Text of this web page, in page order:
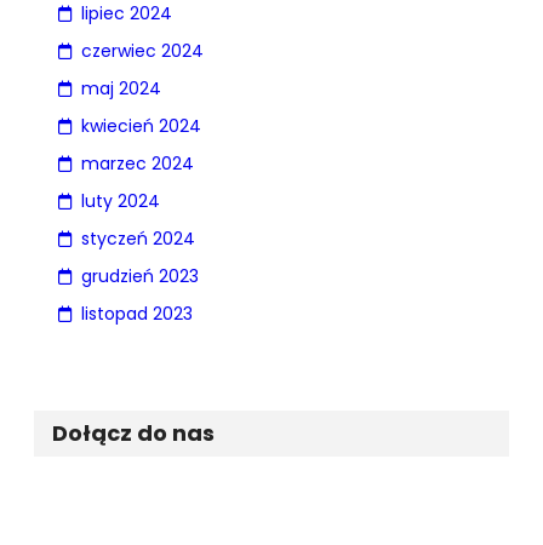
lipiec 2024
czerwiec 2024
maj 2024
kwiecień 2024
marzec 2024
luty 2024
styczeń 2024
grudzień 2023
listopad 2023
Dołącz do nas